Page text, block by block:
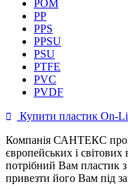
POM
PP
PPS
PPSU
PSU
PTFE
PVC
PVDF
 Купити пластик On-
Компанія САНТЕКС
європейських і
потрібний Вам пластик
привезти його Вам під